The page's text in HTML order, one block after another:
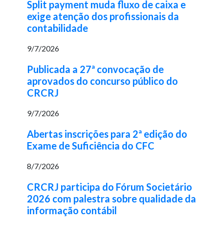
Split payment muda fluxo de caixa e
exige atenção dos profissionais da
contabilidade
9/7/2026
Publicada a 27ª convocação de
aprovados do concurso público do
CRCRJ
9/7/2026
Abertas inscrições para 2ª edição do
Exame de Suficiência do CFC
8/7/2026
CRCRJ participa do Fórum Societário
2026 com palestra sobre qualidade da
informação contábil